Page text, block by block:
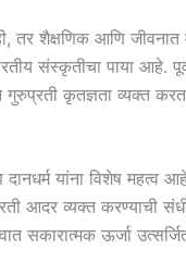
शैक्षणिक आणि जीवनात
संस्कृतीचा पाया आहे.
कृतज्ञता व्यक्त
यांना विशेष महत्व
आदर व्यक्त करण्याची
सकारात्मक ऊर्जा